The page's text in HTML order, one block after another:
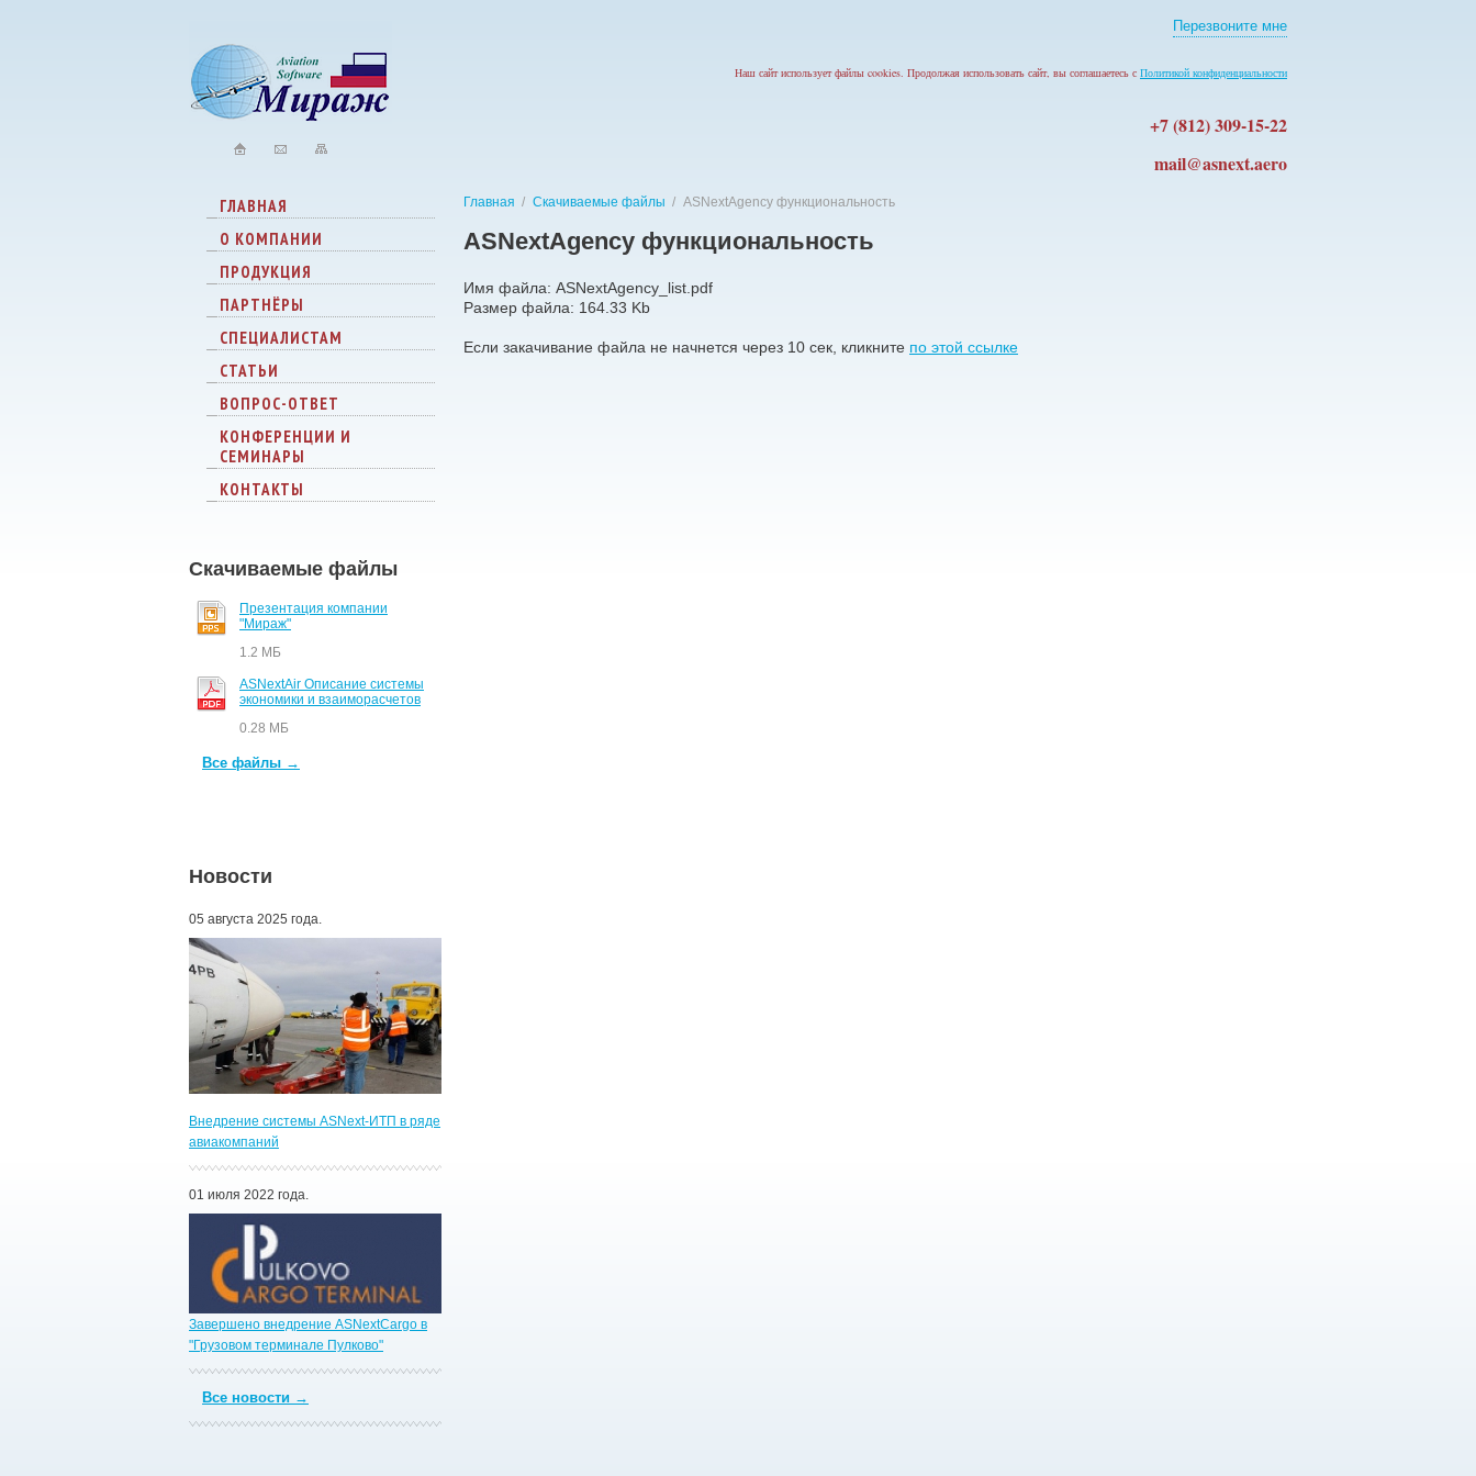
Перезвоните мне
Наш сайт использует файлы cookies. Продолжая использовать сайт, вы соглашаетесь с Политикой конфиденциальности
+7 (812) 309-15-22
mail@asnext.aero
Главная / Скачиваемые файлы / ASNextAgency функциональность
ASNextAgency функциональность
Имя файла: ASNextAgency_list.pdf
Размер файла: 164.33 Kb
Если закачивание файла не начнется через 10 сек, кликните по этой ссылке
ГЛАВНАЯ
О КОМПАНИИ
ПРОДУКЦИЯ
ПАРТНЁРЫ
СПЕЦИАЛИСТАМ
СТАТЬИ
ВОПРОС-ОТВЕТ
КОНФЕРЕНЦИИ И
СЕМИНАРЫ
КОНТАКТЫ
Скачиваемые файлы
Презентация компании
"Мираж"
1.2 МБ
ASNextAir Описание системы
экономики и взаиморасчетов
0.28 МБ
Все файлы →
Новости
05 августа 2025 года.
Внедрение системы ASNext-ИТП в ряде
авиакомпаний
01 июля 2022 года.
Завершено внедрение ASNextCargo в
"Грузовом терминале Пулково"
Все новости →